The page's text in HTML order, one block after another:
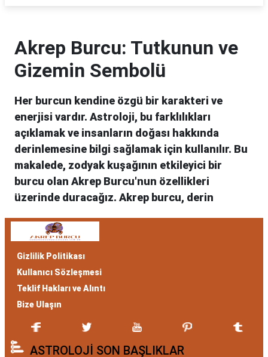
Akrep Burcu: Tutkunun ve
Gizemin Sembolü
Her burcun kendine özgü bir karakteri ve
enerjisi vardır. Astroloji, bu farklılıkları
açıklamak ve insanların doğası hakkında
derinlemesine bilgi sağlamak için kullanılır. Bu
makalede, zodyak kuşağının etkileyici bir
burcu olan Akrep Burcu'nun özellikleri
üzerinde duracağız. Akrep burcu, derin
Akrep burcu erkeği hem de kadını, astrolojik
hangi aylar arasında doğdukları da onların
kişilik özelliklerini belirlemede etkilidir.
Akrep Burcu Özellikleri:
Gizemli ve Kararlı
Akrep burcu, astrolojide 23 Ekim ile 21 Kasım
Gizlilik Politikası
Kullanıcı Sözleşmesi
Teklif Hakları ve Alıntı
Bize Ulaşın
ASTROLOJİ SON BAŞLIKLAR